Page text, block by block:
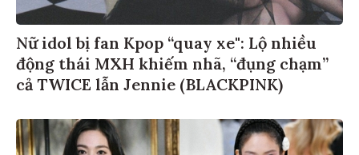
Nữ idol bị fan Kpop “quay xe": Lộ nhiều
động thái MXH khiếm nhã, “đụng chạm”
cả TWICE lẫn Jennie (BLACKPINK)